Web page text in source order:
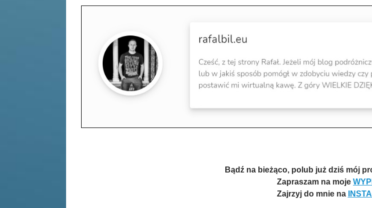
Bądź na bieżąco, polub już dziś mój
Zapraszam na moje
Zajrzyj do mnie na